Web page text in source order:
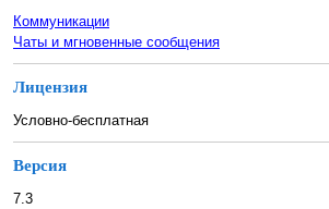
Коммуникации
Чаты и мгновенные сообщения
Лицензия
Условно-бесплатная
Версия
7.3